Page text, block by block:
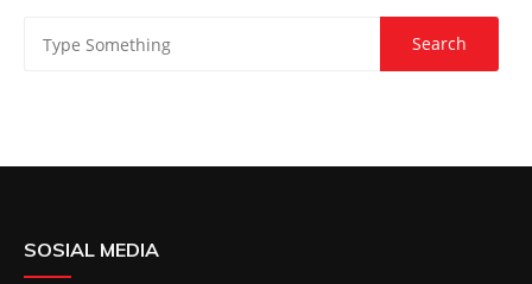
SOSIAL MEDIA